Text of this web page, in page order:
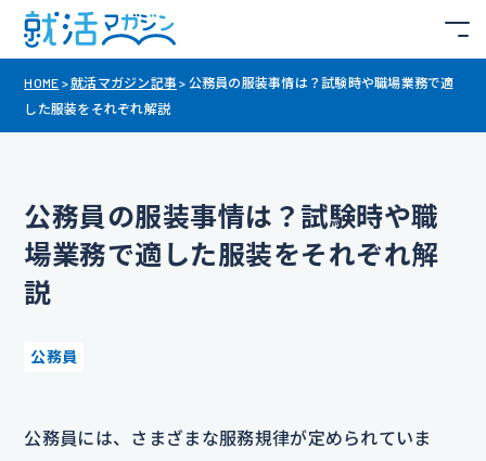
HOME >就活マガジン記事 > 公務員の服装事情は？試験時や職場業務で適
した服装をそれぞれ解説
公務員の服装事情は？試験時や職
場業務で適した服装をそれぞれ解
説
公務員
公務員には、さまざまな服務規律が定められていま